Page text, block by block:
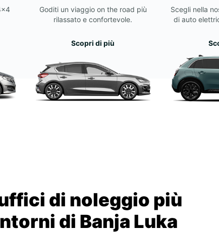
Goditi un viaggio on the road più
rilassato e confortevole.
Scopri di più
Scegli nella
di auto
di noleggio più
di Banja Luka